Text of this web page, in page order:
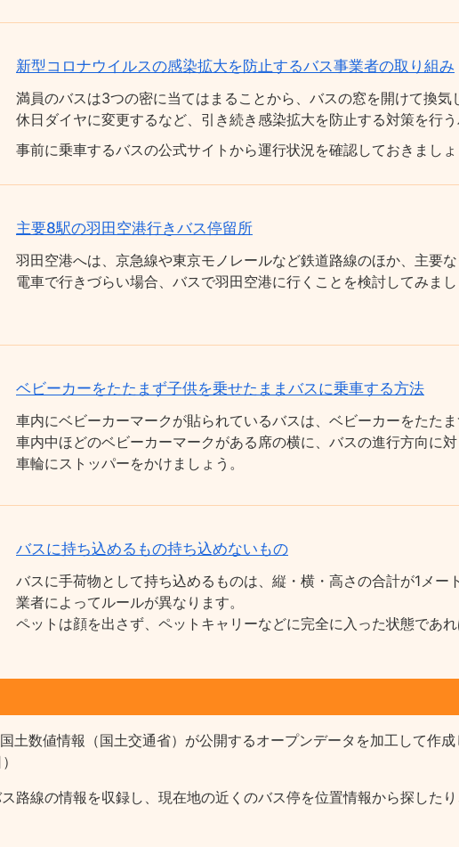
新型コロナウイルスの感染拡大を防止するバス事業者の取り組み
満員のバスは3つの密に当てはまることから、バスの窓を開けて換
休日ダイヤに変更するなど、引き続き感染拡大を防止する対策を行う
事前に乗車するバスの公式サイトから運行状況を確認しておきましょ
主要8駅の羽田空港行きバス停留所
羽田空港へは、京急線や東京モノレールなど鉄道路線のほか、主要
電車で行きづらい場合、バスで羽田空港に行くことを検討してみまし
ベビーカーをたたまず子供を乗せたままバスに乗車する方法
車内にベビーカーマークが貼られているバスは、ベビーカーをたた
車内中ほどのベビーカーマークがある席の横に、バスの進行方向に
車輪にストッパーをかけましょう。
バスに持ち込めるもの持ち込めないもの
バスに手荷物として持ち込めるものは、縦・横・高さの合計が1メ
業者によってルールが異なります。
ペットは顔を出さず、ペットキャリーなどに完全に入った状態であれ
土数値情報（国土交通省）が公開するオープンデータを加工して作成
路線の情報を収録し、現在地の近くのバス停を位置情報から探した